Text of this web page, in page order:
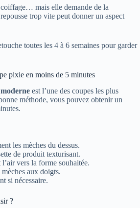
mais elle demande de la
trop vite peut donner un aspect
toutes les 4 à 6 semaines pour garder
pixie en moins de 5 minutes
est l’une des coupes les plus
méthode, vous pouvez obtenir un
les mèches du dessus.
de produit texturisant.
vers la forme souhaitée.
aux doigts.
si nécessaire.
?